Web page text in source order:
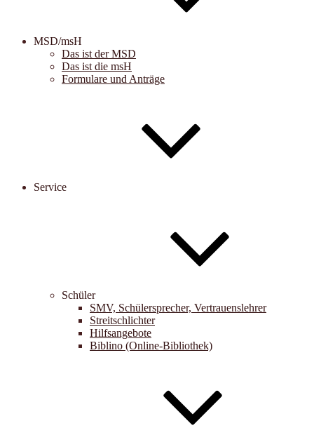
MSD/msH
Das ist der MSD
Das ist die msH
Formulare und Anträge
Service
Schüler
SMV, Schülersprecher, Vertrauenslehrer
Streitschlichter
Hilfsangebote
Biblino (Online-Bibliothek)